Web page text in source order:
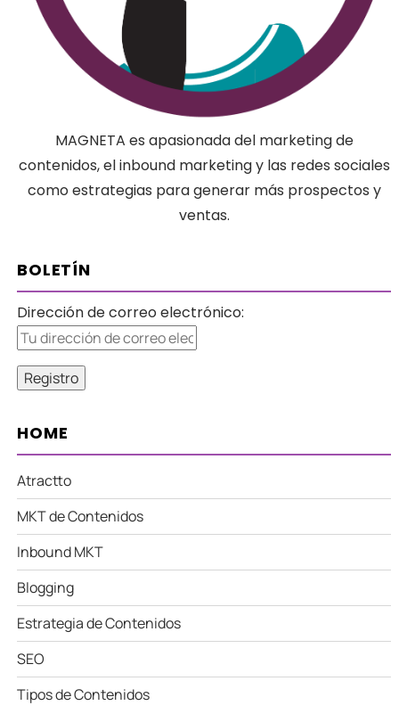
MAGNETA es apasionada del marketing de
contenidos, el inbound marketing y las redes sociales
como estrategias para generar más prospectos y
ventas.
BOLETÍN
Dirección de correo electrónico:
HOME
Atractto
MKT de Contenidos
Inbound MKT
Blogging
Estrategia de Contenidos
SEO
Tipos de Contenidos